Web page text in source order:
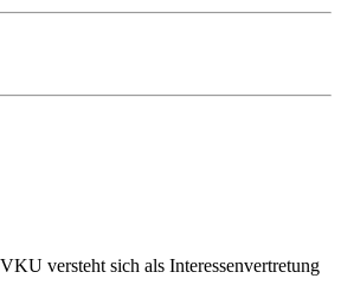
versteht sich als Interessenvertretung